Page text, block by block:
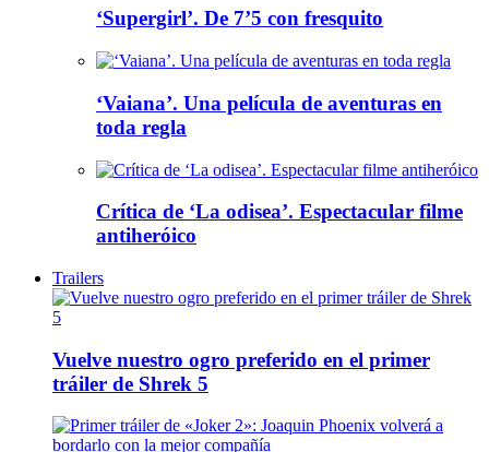
‘Supergirl’. De 7’5 con fresquito
‘Vaiana’. Una película de aventuras en
toda regla
Crítica de ‘La odisea’. Espectacular filme
antiheróico
Trailers
Vuelve nuestro ogro preferido en el primer
tráiler de Shrek 5